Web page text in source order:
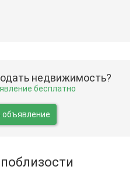
недвижимость?
бесплатно